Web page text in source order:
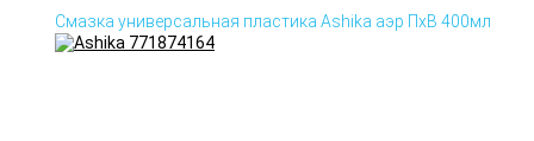
Смазка универсальная пластика Ashika аэр ПхВ 400мл